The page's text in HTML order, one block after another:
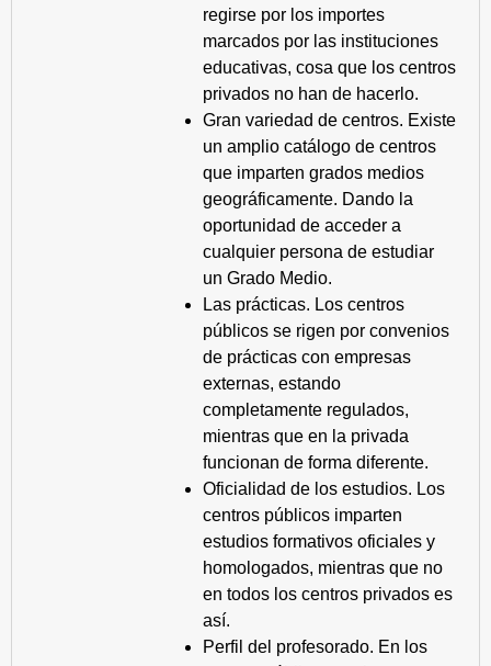
regirse por los importes
marcados por las instituciones
educativas, cosa que los centros
privados no han de hacerlo.
Gran variedad de centros. Existe
un amplio catálogo de centros
que imparten grados medios
geográficamente. Dando la
oportunidad de acceder a
cualquier persona de estudiar
un Grado Medio.
Las prácticas. Los centros
públicos se rigen por convenios
de prácticas con empresas
externas, estando
completamente regulados,
mientras que en la privada
funcionan de forma diferente.
Oficialidad de los estudios. Los
centros públicos imparten
estudios formativos oficiales y
homologados, mientras que no
en todos los centros privados es
así.
Perfil del profesorado. En los